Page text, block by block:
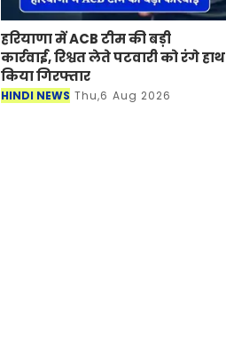
हरियाणा में ACB टीम की बड़ी
कार्रवाई, रिश्वत लेते पटवारी को रंगे हाथ
किया गिरफ्तार
HINDI NEWS Thu,6 Aug 2026